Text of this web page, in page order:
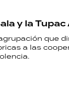
y la Tupac
que
a las